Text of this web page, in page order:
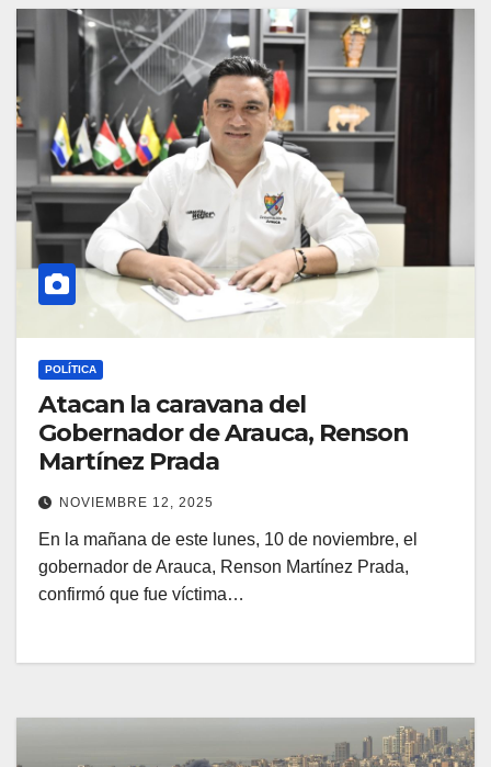
POLÍTICA
Atacan la caravana del
Gobernador de Arauca, Renson
Martínez Prada
NOVIEMBRE 12, 2025
En la mañana de este lunes, 10 de noviembre, el
gobernador de Arauca, Renson Martínez Prada,
confirmó que fue víctima…